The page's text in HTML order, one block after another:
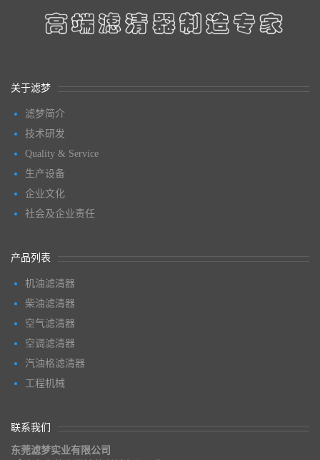
关于滤梦
滤梦简介
技术研发
Quality & Service
生产设备
企业文化
社会及企业责任
产品列表
机油滤清器
柴油滤清器
空气滤清器
空调滤清器
汽油格滤清器
工程机械
联系我们
东莞滤梦实业有限公司